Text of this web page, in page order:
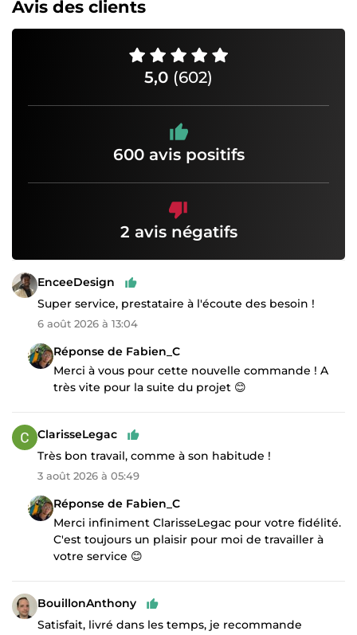
Avis des clients
5,0 (602)
600 avis positifs
2 avis négatifs
EnceeDesign
Super service, prestataire à l'écoute des besoin !
6 août 2026 à 13:04
Réponse de Fabien_C
Merci à vous pour cette nouvelle commande ! A
très vite pour la suite du projet 😊
ClarisseLegac
Très bon travail, comme à son habitude !
3 août 2026 à 05:49
Réponse de Fabien_C
Merci infiniment ClarisseLegac pour votre fidélité.
C'est toujours un plaisir pour moi de travailler à
votre service 😊
BouillonAnthony
Satisfait, livré dans les temps, je recommande